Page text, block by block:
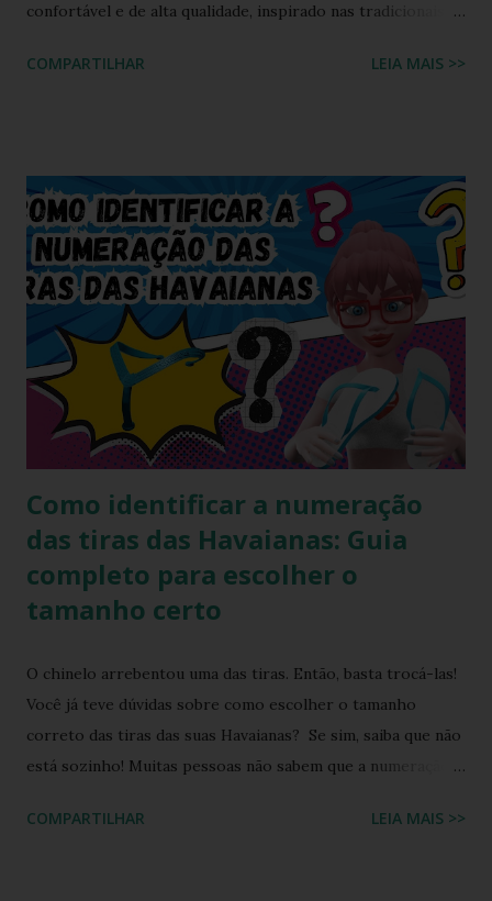
confortável e de alta qualidade, inspirado nas tradicionais
coração dos consumidores em todo o mundo. Hoje, a marca
uma marca frequentemente associada ao estilo de vida
descontraído e ao clima quente. Além dos chinelos, a marca
também oferece bolsas, mochilas e acessórios, solidificando
sua presença na moda e na cultura popular. A Havaianas tem
colaborado com diversas marcas e celebridades ao longo
dos anos, criando coleções limitadas e edições especiais de
seus produtos. Amplamente conhecida por seus esforços
de responsabilidade social e ambiental, a havaianas
implementa práticas sustentáveis em sua p...
COMPARTILHAR LEIA MAIS >>
Como identificar a numeração
das tiras das Havaianas: Guia
completo para escolher o
tamanho certo
O chinelo arrebentou uma das tiras. Então, basta trocá-las!
Você já teve dúvidas sobre como escolher o tamanho
correto das tiras das suas Havaianas? Se sim, saiba que não
está sozinho! Muitas pessoas não sabem que a numeração
importantes para garantir o ajuste perfeito. Neste post,
COMPARTILHAR LEIA MAIS >>